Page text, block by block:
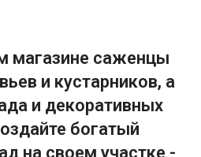
магазине саженцы
и кустарников, а
и декоративных
богатый
на своем участке -